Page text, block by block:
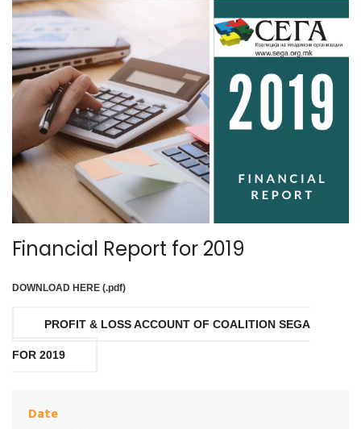
Financial Report for 2019
DOWNLOAD HERE (.pdf)
PROFIT & LOSS ACCOUNT OF COALITION SEGA
FOR 2019
Date